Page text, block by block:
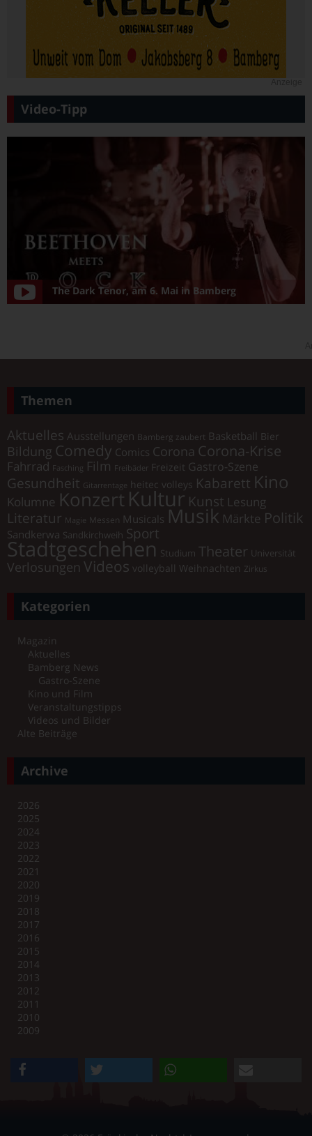
Video-Tipp
The Dark Tenor, am 6. Mai in Bamberg
Themen
Aktuelles Ausstellungen Bamberg zaubert Basketball Bier
Bildung Comedy Comics Corona Corona-Krise
Fahrrad Fasching Film Freibäder Freizeit Gastro-Szene
Gesundheit Gitarrentage heitec volleys Kabarett Kino
Kolumne Konzert Kultur Kunst Lesung
Literatur Magie Messen Musicals Musik Märkte Politik
Sandkerwa Sandkirchweih Sport
Stadtgeschehen Studium Theater Universität
Verlosungen Videos volleyball Weihnachten Zirkus
Kategorien
Magazin
Aktuelles
Bamberg News
Gastro-Szene
Kino und Film
Veranstaltungstipps
Videos und Bilder
Alte Beiträge
Archive
2026
2025
2024
2023
2022
2021
2020
2019
2018
2017
2016
2015
2014
2013
2012
2011
2010
2009